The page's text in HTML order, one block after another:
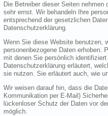
Die Betreiber dieser Seiten
sehr ernst. Wir behandeln Ihre
entsprechend der gesetzlichen
Datenschutzerklärung.
Wenn Sie diese Website benutzen,
personenbezogene Daten erhoben.
mit denen Sie persönlich
Datenschutzerklärung erläutert,
sie nutzen. Sie erläutert auch, wie
Wir weisen darauf hin, dass die
Kommunikation per E-Mail)
lückenloser Schutz der Daten vor
möglich.